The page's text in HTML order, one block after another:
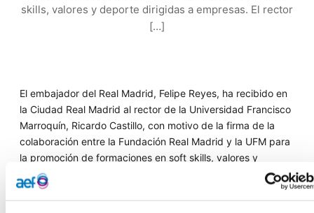
skills, valores y deporte dirigidas a empresas. El rector
[…]
El embajador del Real Madrid, Felipe Reyes, ha recibido en
la Ciudad Real Madrid al rector de la Universidad Francisco
Marroquín, Ricardo Castillo, con motivo de la firma de la
colaboración entre la Fundación Real Madrid y la UFM para
la promoción de formaciones en soft skills, valores y
deporte dirigidas a empresas.
El rector señaló que esto significa: “Seguir adelante con el